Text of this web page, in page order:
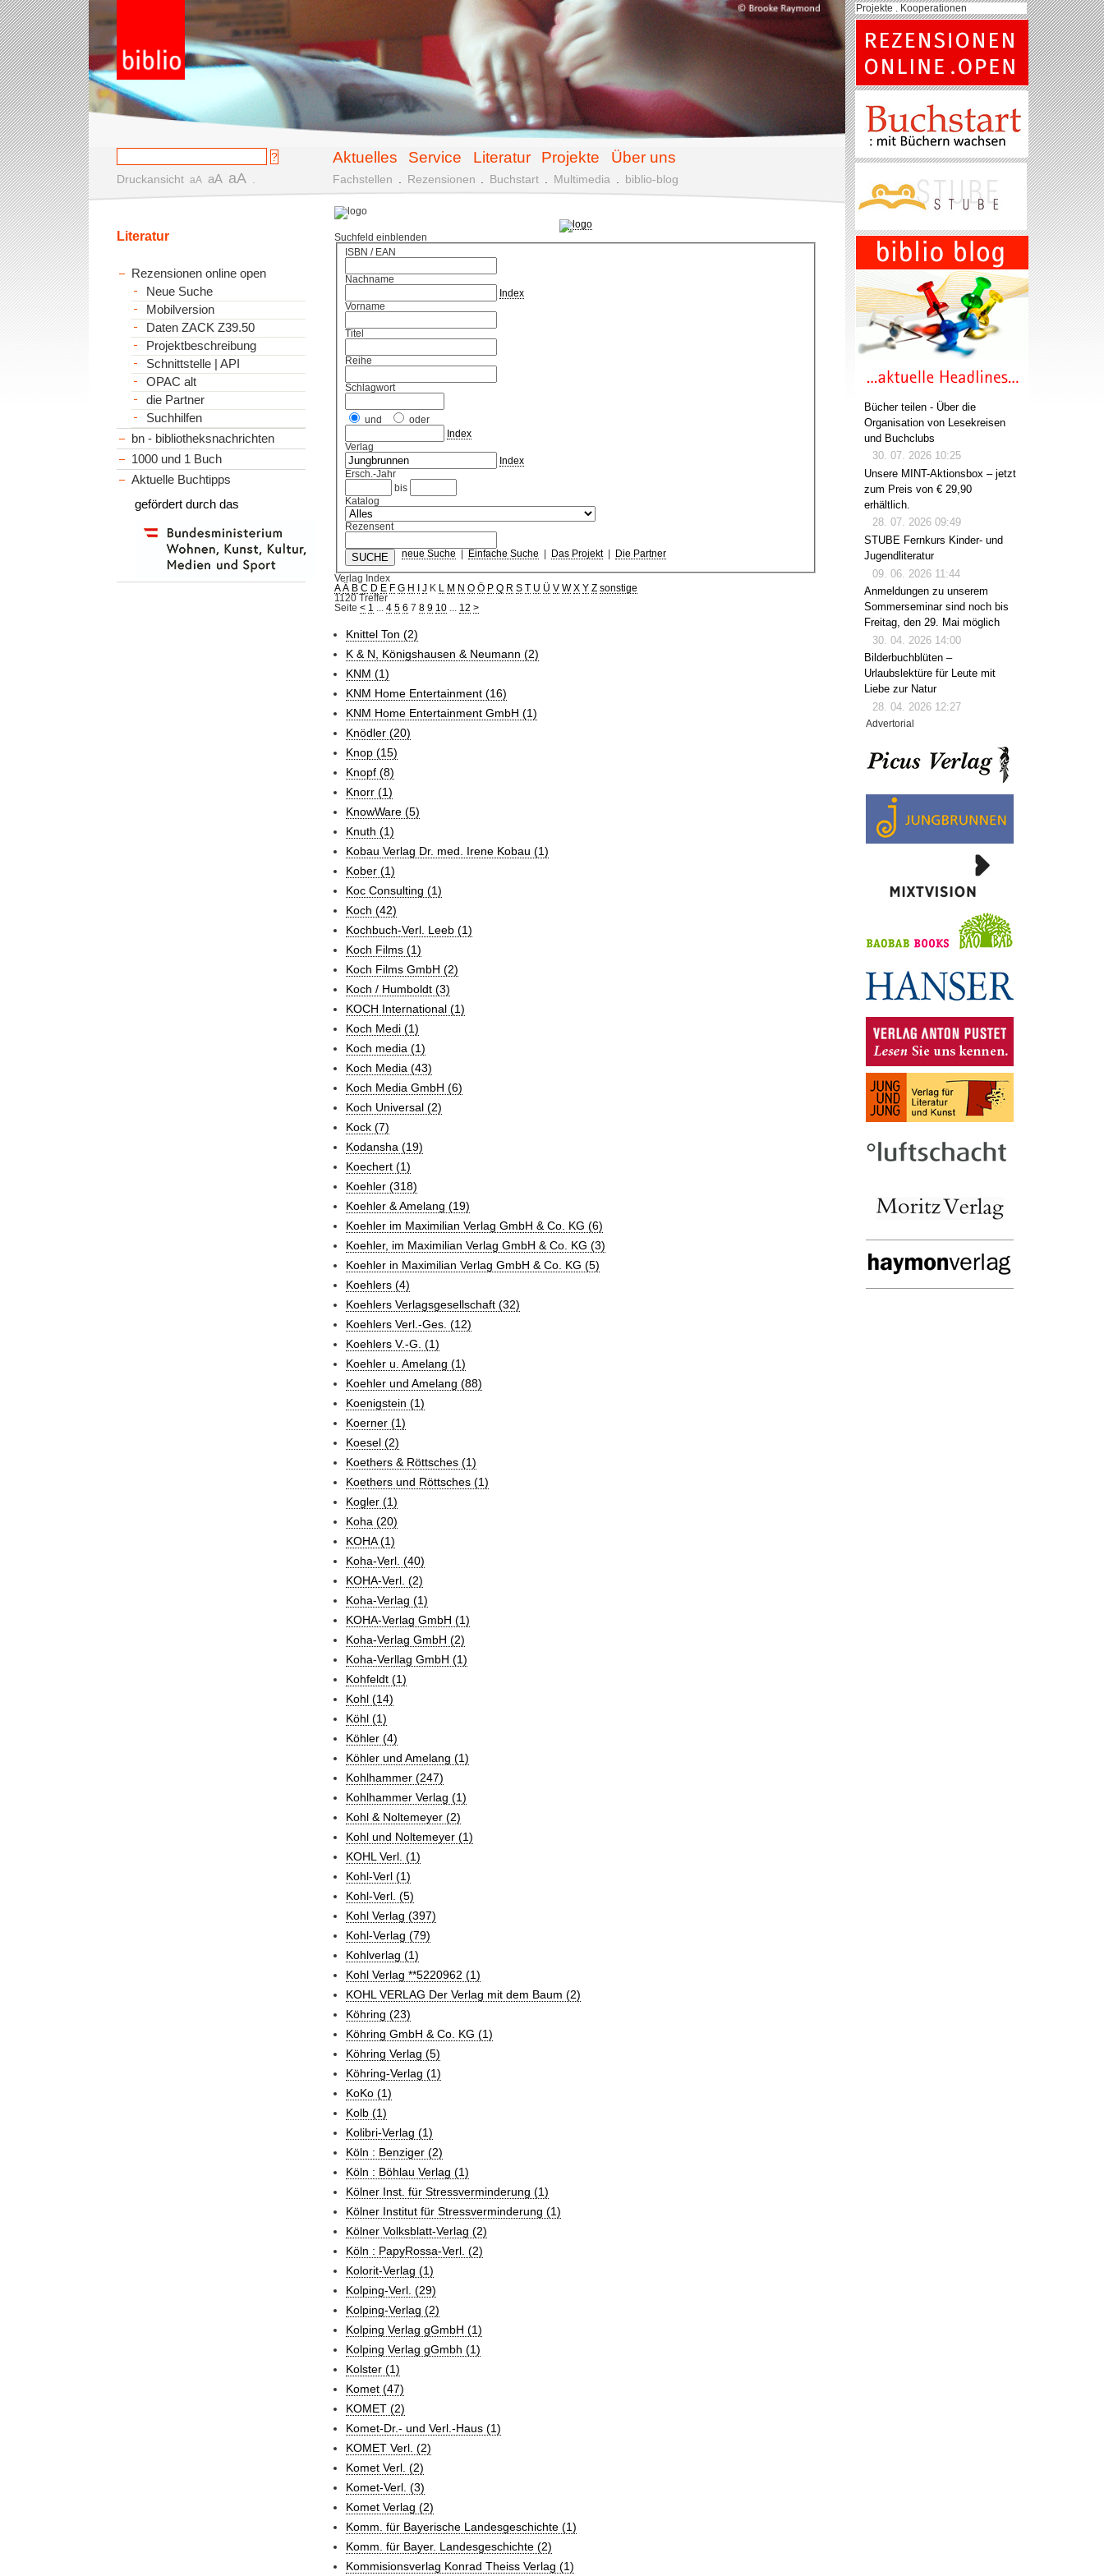
Aktuelles Service Literatur Projekte Über uns
Druckansicht aA aA aA Fachstellen Rezensionen Buchstart Multimedia biblio-blog
Suchfeld einblenden
ISBN / EAN
Nachname
Index
Vorname
Titel
Reihe
Schlagwort
und
oder
Index
Verlag
Index
Ersch.-Jahr
bis
Katalog
Rezensent
neue Suche Einfache Suche Das Projekt| Die Partner
Verlag Index
A Ä B C D E F G H J K M N O Ö P Q R S U Ü V W X Y Z sonstige
1120 Treffer
Seite< 1 ...4 5 6 7 8 9 10 12 >
Knittel Ton (2)
K & N, Königshausen & Neumann (2)
KNM (1)
KNM Home Entertainment (16)
KNM Home Entertainment GmbH (1)
Knödler (20)
Knop (15)
Knopf (8)
Knorr (1)
KnowWare (5)
Knuth (1)
Kobau Verlag Dr. med. Irene Kobau (1)
Kober (1)
Koc Consulting (1)
Koch (42)
Kochbuch-Verl. Leeb (1)
Koch Films (1)
Koch Films GmbH (2)
Koch / Humboldt (3)
KOCH International (1)
Koch Medi (1)
Koch media (1)
Koch Media (43)
Koch Media GmbH (6)
Koch Universal (2)
Kock (7)
Kodansha (19)
Koechert (1)
Koehler (318)
Koehler & Amelang (19)
Koehler im Maximilian Verlag GmbH & Co. KG (6)
Koehler, im Maximilian Verlag GmbH & Co. KG (3)
Koehler in Maximilian Verlag GmbH & Co. KG (5)
Koehlers (4)
Koehlers Verlagsgesellschaft (32)
Koehlers Verl.-Ges. (12)
Koehlers V.-G. (1)
Koehler u. Amelang (1)
Koehler und Amelang (88)
Koenigstein (1)
Koerner (1)
Koesel (2)
Koethers & Röttsches (1)
Koethers und Röttsches (1)
Kogler (1)
Koha (20)
KOHA (1)
Koha-Verl. (40)
KOHA-Verl. (2)
Koha-Verlag (1)
KOHA-Verlag GmbH (1)
Koha-Verlag GmbH (2)
Koha-Verllag GmbH (1)
Kohfeldt (1)
Kohl (14)
Köhl (1)
Köhler (4)
Köhler und Amelang (1)
Kohlhammer (247)
Kohlhammer Verlag (1)
Kohl & Noltemeyer (2)
Kohl und Noltemeyer (1)
KOHL Verl. (1)
Kohl-Verl (1)
Kohl-Verl. (5)
Kohl Verlag (397)
Kohl-Verlag (79)
Kohlverlag (1)
Kohl Verlag **5220962 (1)
KOHL VERLAG Der Verlag mit dem Baum (2)
Köhring (23)
Köhring GmbH & Co. KG (1)
Köhring Verlag (5)
Köhring-Verlag (1)
KoKo (1)
Kolb (1)
Kolibri-Verlag (1)
Köln : Benziger (2)
Köln : Böhlau Verlag (1)
Kölner Inst. für Stressverminderung (1)
Kölner Institut für Stressverminderung (1)
Kölner Volksblatt-Verlag (2)
Köln : PapyRossa-Verl. (2)
Kolorit-Verlag (1)
Kolping-Verl. (29)
Kolping-Verlag (2)
Kolping Verlag gGmbH (1)
Kolping Verlag gGmbh (1)
Kolster (1)
Komet (47)
KOMET (2)
Komet-Dr.- und Verl.-Haus (1)
KOMET Verl. (2)
Komet Verl. (2)
Komet-Verl. (3)
Komet Verlag (2)
Komm. für Bayerische Landesgeschichte (1)
Komm. für Bayer. Landesgeschichte (2)
Kommisionsverlag Konrad Theiss Verlag (1)
Literatur
Rezensionen online open
Neue Suche
Mobilversion
Daten ZACK Z39.50
Projektbeschreibung
Schnittstelle | API
OPAC alt
die Partner
Suchhilfen
bn - bibliotheksnachrichten
1000 und 1 Buch
Aktuelle Buchtipps
gefördert durch das
Projekte . Kooperationen
Bücher teilen - Über die
Organisation von Lesekreisen
und Buchclubs
30. 07. 2026 10:25
Unsere MINT-Aktionsbox – jetzt
zum Preis von € 29,90
erhältlich.
28. 07. 2026 09:49
STUBE Fernkurs Kinder- und
Jugendliteratur
09. 06. 2026 11:44
Anmeldungen zu unserem
Sommerseminar sind noch bis
Freitag, den 29. Mai möglich
30. 04. 2026 14:00
Bilderbuchblüten –
Urlaubslektüre für Leute mit
Liebe zur Natur
28. 04. 2026 12:27
Advertorial